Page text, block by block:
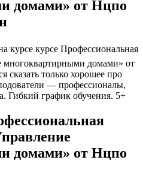
домами» от Нцпо
курсе курсе Профессиональная
многоквартирными домами» от
сказать только хорошее про
— профессионалы,
Гибкий график обучения. 5+
домами» от Нцпо